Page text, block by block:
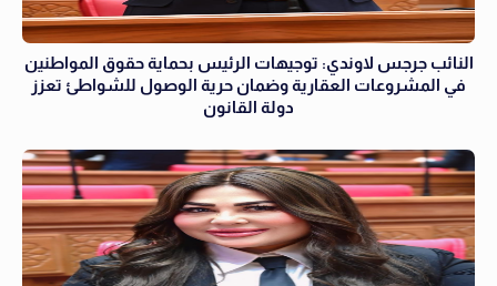
النائب جرجس لاوندي: توجيهات الرئيس بحماية حقوق المواطنين
في المشروعات العقارية وضمان حرية الوصول للشواطئ تعزز
دولة القانون